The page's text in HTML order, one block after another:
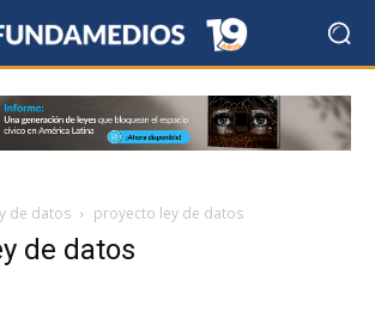
de datos proyecto ley de datos
de datos